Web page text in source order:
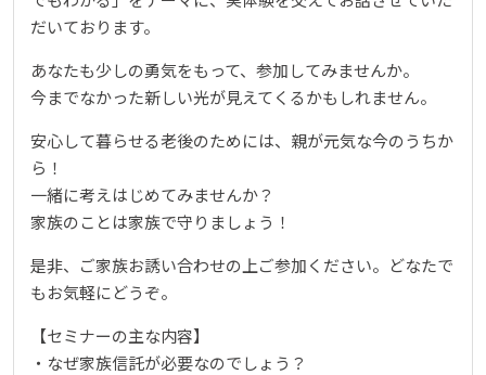
だいております。
あなたも少しの勇気をもって、参加してみませんか。
今までなかった新しい光が見えてくるかもしれません。
安心して暮らせる老後のためには、親が元気な今のうちか
ら！
一緒に考えはじめてみませんか？
家族のことは家族で守りましょう！
是非、ご家族お誘い合わせの上ご参加ください。どなたで
もお気軽にどうぞ。
【セミナーの主な内容】
・なぜ家族信託が必要なのでしょう？